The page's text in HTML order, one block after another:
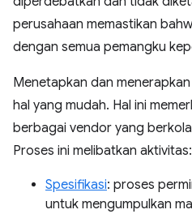
perusahaan memastikan
dengan semua pemangku
Menetapkan dan
hal yang mudah. Hal ini
berbagai vendor yang
Proses ini melibatkan aktivitas:
Spesifikasi: proses
untuk mengumpulkan